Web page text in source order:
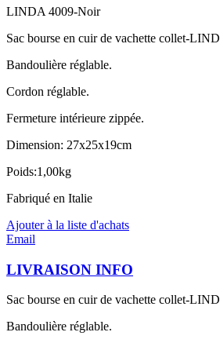
LINDA 4009-Noir
Sac bourse en cuir de vachette collet-
Bandoulière réglable.
Cordon réglable.
Fermeture intérieure zippée.
Dimension: 27x25x19cm
Poids:1,00kg
Fabriqué en Italie
Ajouter à la liste d'achats
Email
LIVRAISON INFO
Sac bourse en cuir de vachette collet-
Bandoulière réglable.